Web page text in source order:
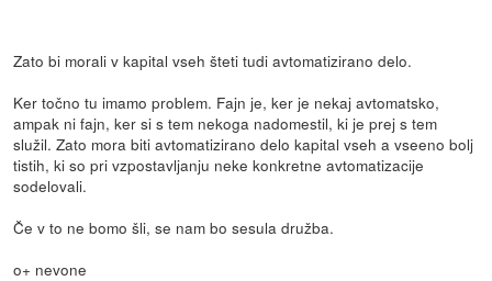
Zato bi morali v kapital vseh šteti tudi avtomatizirano delo.
Ker točno tu imamo problem. Fajn je, ker je nekaj avtomatsko,
ampak ni fajn, ker si s tem nekoga nadomestil, ki je prej s tem
služil. Zato mora biti avtomatizirano delo kapital vseh a vseeno bolj
tistih, ki so pri vzpostavljanju neke konkretne avtomatizacije
sodelovali.
Če v to ne bomo šli, se nam bo sesula družba.
o+ nevone